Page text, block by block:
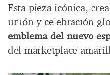
Esta pieza icónica,
unión y celebración
emblema del nuevo
del marketplace